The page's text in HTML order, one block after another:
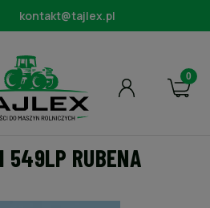
kontakt@tajlex.pl
549LP RUBENA